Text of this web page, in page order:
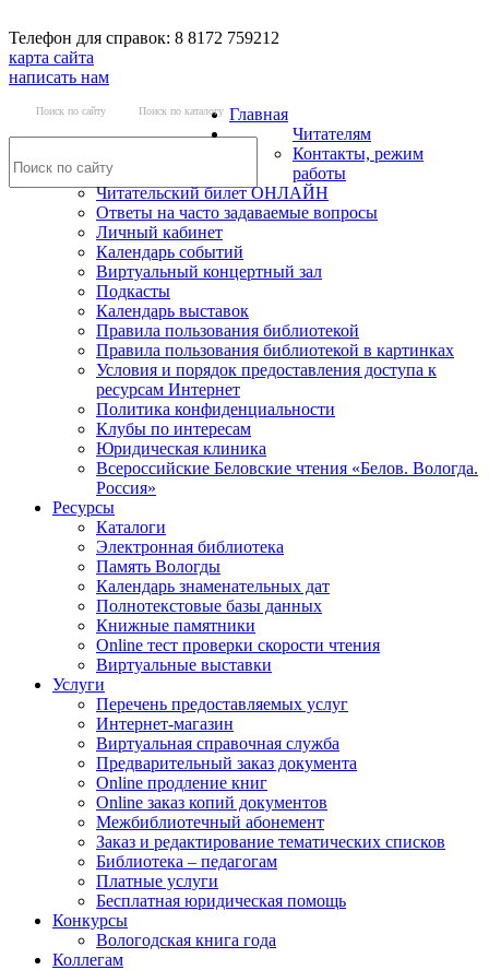
Телефон для справок: 8 8172 759212
карта сайта
написать нам
Поиск по сайту Поиск по каталогу Главная
Читателям
Контакты, режим
работы
Читательский билет ОНЛАЙН
Ответы на часто задаваемые вопросы
Личный кабинет
Календарь событий
Виртуальный концертный зал
Подкасты
Календарь выставок
Правила пользования библиотекой
Правила пользования библиотекой в картинках
Условия и порядок предоставления доступа к
ресурсам Интернет
Политика конфиденциальности
Клубы по интересам
Юридическая клиника
Всероссийские Беловские чтения «Белов. Вологда.
Россия»
Ресурсы
Каталоги
Электронная библиотека
Память Вологды
Календарь знаменательных дат
Полнотекстовые базы данных
Книжные памятники
Online тест проверки скорости чтения
Виртуальные выставки
Услуги
Перечень предоставляемых услуг
Интернет-магазин
Виртуальная справочная служба
Предварительный заказ документа
Online продление книг
Online заказ копий документов
Межбиблиотечный абонемент
Заказ и редактирование тематических списков
Библиотека – педагогам
Платные услуги
Бесплатная юридическая помощь
Конкурсы
Вологодская книга года
Коллегам